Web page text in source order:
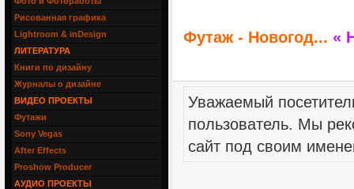
Футаж - Новогод... «
Уважаемый
пользователь. Мы
сайт под своим
Рисованная графика
Lightroom & inDesign
ЛИТЕРАТУРА
Книги по дизайну
Журналы о дизайне
ВИДЕО ПРОЕКТЫ
Футажи
Sony Vegas
After Effects
Proshow Producer
АУДИО ПРОЕКТЫ